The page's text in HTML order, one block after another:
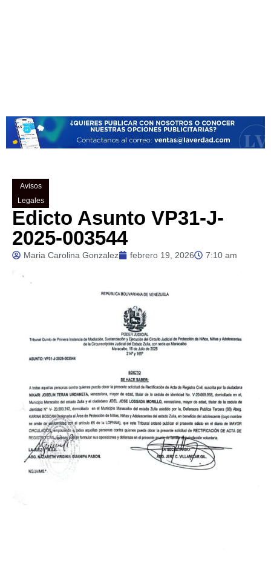
Avisos
Legales
Edicto Asunto VP31-J-
2025-003544
Maria Carolina Gonzalez febrero 19, 2026 7:10 am